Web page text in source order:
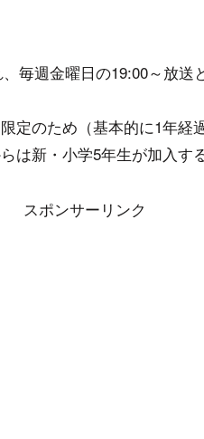
毎週金曜日の19:00～放送
定のため（基本的に1年経
は新・小学5年生が加入す
スポンサーリンク